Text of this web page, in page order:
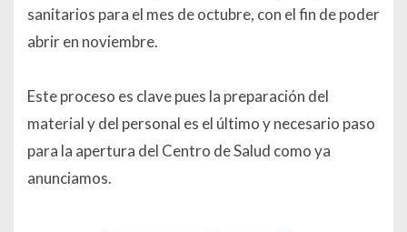
sanitarios para el mes de octubre, con el fin de poder
abrir en noviembre.
Este proceso es clave pues la preparación del
material y del personal es el último y necesario paso
para la apertura del Centro de Salud como ya
anunciamos.